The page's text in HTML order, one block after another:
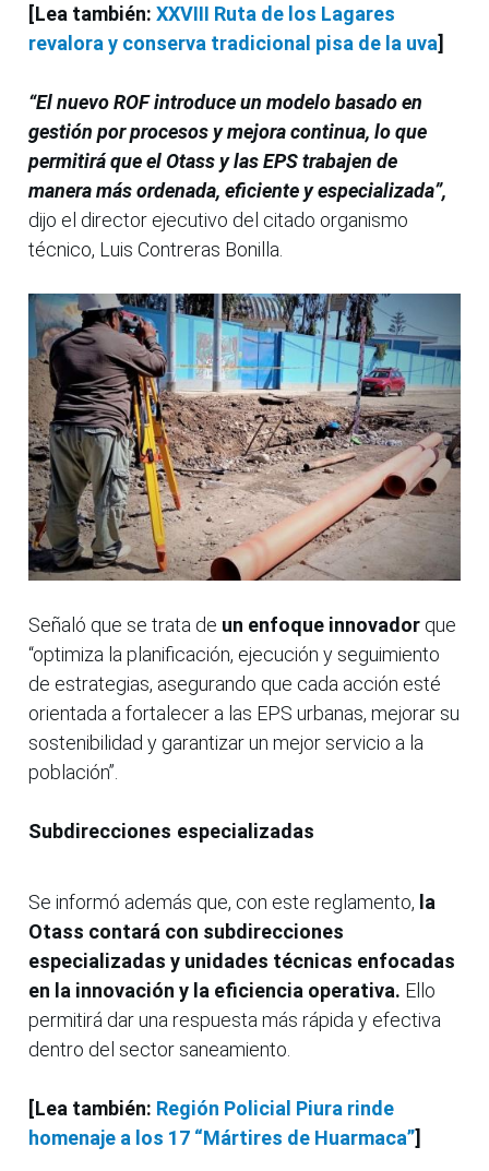
[Lea también: XXVIII Ruta de los Lagares
revalora y conserva tradicional pisa de la uva]
“El nuevo ROF introduce un modelo basado en
gestión por procesos y mejora continua, lo que
permitirá que el Otass y las EPS trabajen de
manera más ordenada, eficiente y especializada”,
dijo el director ejecutivo del citado organismo
técnico, Luis Contreras Bonilla.
Señaló que se trata de un enfoque innovador que
“optimiza la planificación, ejecución y seguimiento
de estrategias, asegurando que cada acción esté
orientada a fortalecer a las EPS urbanas, mejorar su
sostenibilidad y garantizar un mejor servicio a la
población”.
Subdirecciones especializadas
Se informó además que, con este reglamento, la
Otass contará con subdirecciones
especializadas y unidades técnicas enfocadas
en la innovación y la eficiencia operativa. Ello
permitirá dar una respuesta más rápida y efectiva
dentro del sector saneamiento.
[Lea también: Región Policial Piura rinde
homenaje a los 17 “Mártires de Huarmaca”]